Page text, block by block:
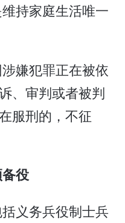
持家庭生活唯一
嫌犯罪正在被依
、审判或者被判
服刑的，不征
役
义务兵役制士兵